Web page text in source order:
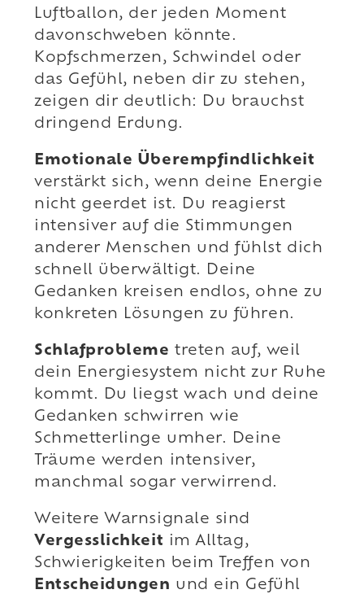
Luftballon, der jeden Moment
davonschweben könnte.
Kopfschmerzen, Schwindel oder
das Gefühl, neben dir zu stehen,
zeigen dir deutlich: Du brauchst
dringend Erdung.
Emotionale Überempfindlichkeit
verstärkt sich, wenn deine Energie
nicht geerdet ist. Du reagierst
intensiver auf die Stimmungen
anderer Menschen und fühlst dich
schnell überwältigt. Deine
Gedanken kreisen endlos, ohne zu
konkreten Lösungen zu führen.
Schlafprobleme treten auf, weil
dein Energiesystem nicht zur Ruhe
kommt. Du liegst wach und deine
Gedanken schwirren wie
Schmetterlinge umher. Deine
Träume werden intensiver,
manchmal sogar verwirrend.
Weitere Warnsignale sind
Vergesslichkeit im Alltag,
Schwierigkeiten beim Treffen von
Entscheidungen und ein Gefühl